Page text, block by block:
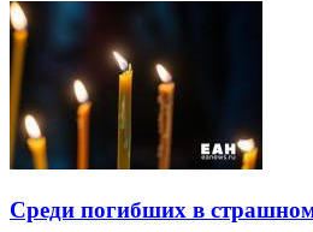
Среди погибших в